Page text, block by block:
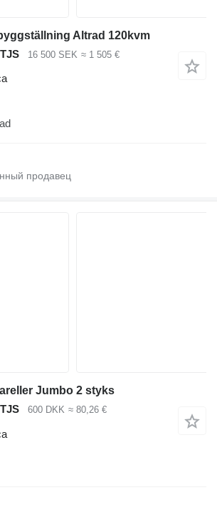
Altrad 120kvm
16 500 SEK ≈ 1 505 €
Jumbo 2 styks
600 DKK ≈ 80,26 €